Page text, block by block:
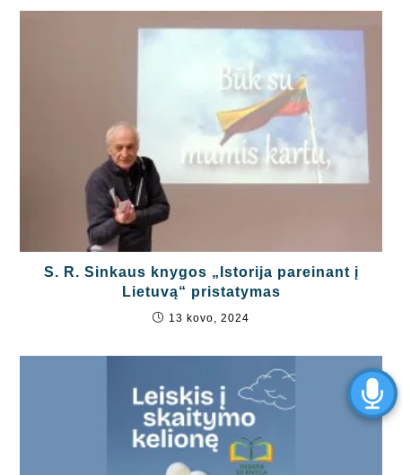
S. R. Sinkaus knygos „Istorija pareinant į
Lietuvą“ pristatymas
13 kovo, 2024